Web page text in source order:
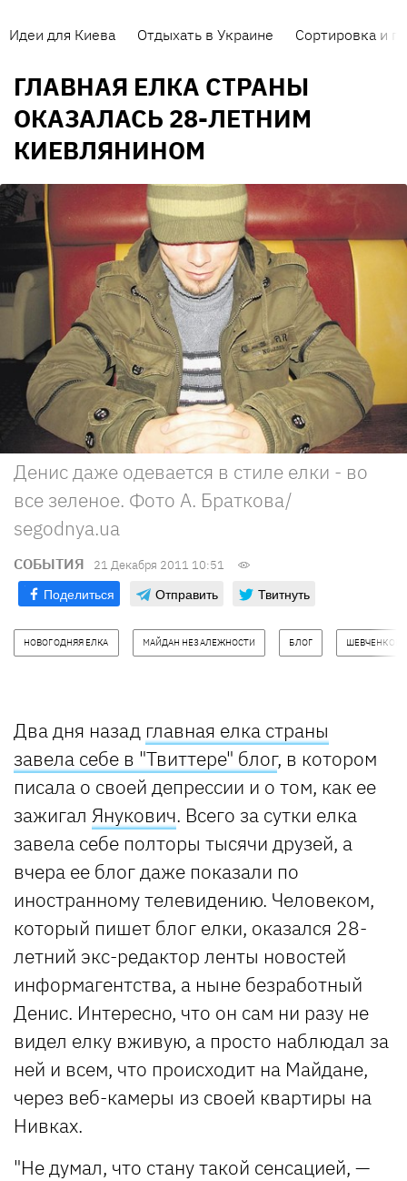
Идеи для Киева Отдыхать в Украине Сортировка и
ГЛАВНАЯ ЕЛКА СТРАНЫ
ОКАЗАЛАСЬ 28-ЛЕТНИМ
КИЕВЛЯНИНОМ
Денис даже одевается в стиле елки - во
все зеленое. Фото А. Браткова/
segodnya.ua
СОБЫТИЯ 21 Декабря 2011 10:51
Поделиться Отправить Твитнуть
НОВОГОДНЯЯ ЕЛКА МАЙДАН НЕЗАЛЕЖНОСТИ БЛОГ
Два дня назад главная елка страны
завела себе в "Твиттере" блог, в котором
писала о своей депрессии и о том, как ее
зажигал Янукович. Всего за сутки елка
завела себе полторы тысячи друзей, а
вчера ее блог даже показали по
иностранному телевидению. Человеком,
который пишет блог елки, оказался 28-
летний экс-редактор ленты новостей
информагентства, а ныне безработный
Денис. Интересно, что он сам ни разу не
видел елку вживую, а просто наблюдал за
ней и всем, что происходит на Майдане,
через веб-камеры из своей квартиры на
Нивках.
"Не думал, что стану такой сенсацией, —